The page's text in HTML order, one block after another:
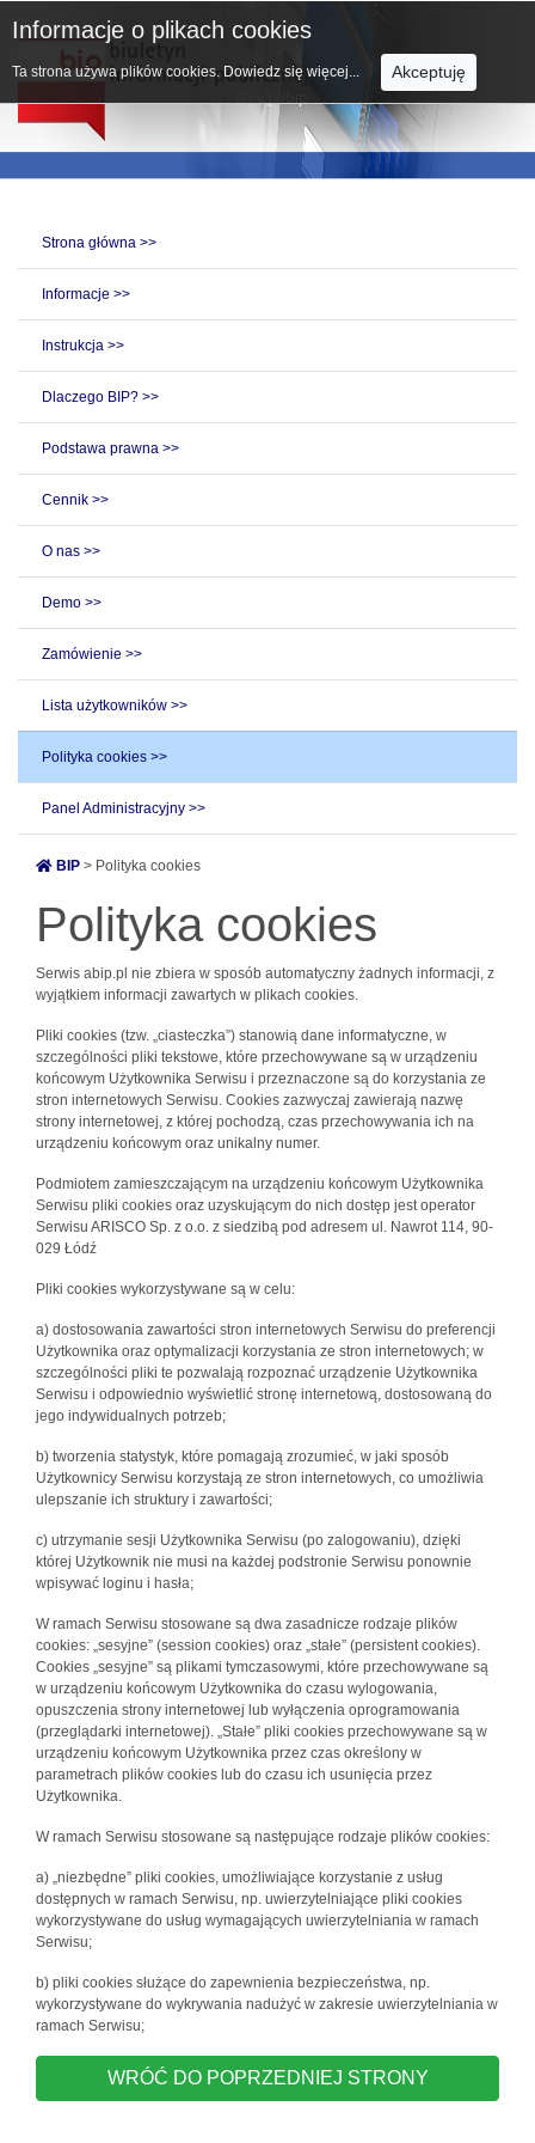
Strona główna >>
Informacje >>
Instrukcja >>
Dlaczego BIP? >>
Podstawa prawna >>
Cennik >>
O nas >>
Demo >>
Zamówienie >>
Lista użytkowników >>
Polityka cookies >>
Panel Administracyjny >>
BIP > Polityka cookies
Polityka cookies
Serwis abip.pl nie zbiera w sposób automatyczny żadnych informacji, z
wyjątkiem informacji zawartych w plikach cookies.
Pliki cookies (tzw. „ciasteczka”) stanowią dane informatyczne, w
szczególności pliki tekstowe, które przechowywane są w urządzeniu
końcowym Użytkownika Serwisu i przeznaczone są do korzystania ze
stron internetowych Serwisu. Cookies zazwyczaj zawierają nazwę
strony internetowej, z której pochodzą, czas przechowywania ich na
urządzeniu końcowym oraz unikalny numer.
Podmiotem zamieszczającym na urządzeniu końcowym Użytkownika
Serwisu pliki cookies oraz uzyskującym do nich dostęp jest operator
Serwisu ARISCO Sp. z o.o. z siedzibą pod adresem ul. Nawrot 114, 90-
029 Łódź
Pliki cookies wykorzystywane są w celu:
a) dostosowania zawartości stron internetowych Serwisu do preferencji
Użytkownika oraz optymalizacji korzystania ze stron internetowych; w
szczególności pliki te pozwalają rozpoznać urządzenie Użytkownika
Serwisu i odpowiednio wyświetlić stronę internetową, dostosowaną do
jego indywidualnych potrzeb;
b) tworzenia statystyk, które pomagają zrozumieć, w jaki sposób
Użytkownicy Serwisu korzystają ze stron internetowych, co umożliwia
ulepszanie ich struktury i zawartości;
c) utrzymanie sesji Użytkownika Serwisu (po zalogowaniu), dzięki
której Użytkownik nie musi na każdej podstronie Serwisu ponownie
wpisywać loginu i hasła;
W ramach Serwisu stosowane są dwa zasadnicze rodzaje plików
cookies: „sesyjne” (session cookies) oraz „stałe” (persistent cookies).
Cookies „sesyjne” są plikami tymczasowymi, które przechowywane są
w urządzeniu końcowym Użytkownika do czasu wylogowania,
opuszczenia strony internetowej lub wyłączenia oprogramowania
(przeglądarki internetowej). „Stałe” pliki cookies przechowywane są w
urządzeniu końcowym Użytkownika przez czas określony w
parametrach plików cookies lub do czasu ich usunięcia przez
Użytkownika.
W ramach Serwisu stosowane są następujące rodzaje plików cookies:
a) „niezbędne” pliki cookies, umożliwiające korzystanie z usług
dostępnych w ramach Serwisu, np. uwierzytelniające pliki cookies
wykorzystywane do usług wymagających uwierzytelniania w ramach
Serwisu;
b) pliki cookies służące do zapewnienia bezpieczeństwa, np.
wykorzystywane do wykrywania nadużyć w zakresie uwierzytelniania w
ramach Serwisu;
WRÓĆ DO POPRZEDNIEJ STRONY
Informacje o plikach cookies
Ta strona używa plików cookies. Dowiedz się więcej... Akceptuję